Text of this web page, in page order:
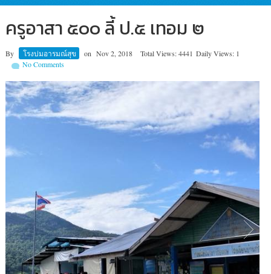
ครูอาสา ๕๐๐ ลี้ ป.๕ เทอม ๒
By โรงบ่มอารมณ์สุข on Nov 2, 2018 Total Views: 4441 Daily Views: 1
No Comments